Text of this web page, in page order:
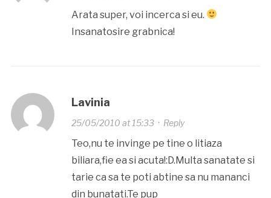
Arata super, voi incerca si eu.
Insanatosire grabnica!
Lavinia
25/05/2010 at 15:33· Reply
Teo,nu te invinge pe tine o litiaza
biliara,fie ea si acuta!:D.Multa sanatate si
tarie ca sa te poti abtine sa nu mananci
din bunatati.Te pup